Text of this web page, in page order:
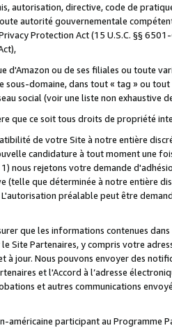
autorisation, directive, code de
autorité gouvernementale
Protection Act (15 U.S.C. §§
d'Amazon ou de ses filiales ou toute
sous-domaine, dans tout « tag » ou
social (voir une liste non exhaustive
que ce soit tous droits de propriété
de votre Site à notre entière
candidature à tout moment une
nous rejetons votre demande
(telle que déterminée à notre entière
préalable peut être
que les informations contenues
Site Partenaires, y compris votre
à jour. Nous pouvons envoyer des
et l'Accord à l’adresse
et autres communications
américaine participant au